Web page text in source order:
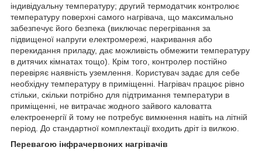
індивідуальну температуру; другий термодатчик контролює
температуру поверхні самого нагрівача, що максимально
забезпечує його безпека (виключає перегрівання за
підвищеної напруги електромережі, накривання або
перекидання приладу, дає можливість обмежити температуру
в дитячих кімнатах тощо). Крім того, контролер постійно
перевіряє наявність уземлення. Користувач задає для себе
необхідну температуру в приміщенні. Нагрівач працює рівно
стільки, скільки потрібно для підтримання температури в
приміщенні, не витрачає жодного зайвого каловатта
електроенергії й тому не потребує вимкнення навіть на літній
період. До стандартної комплектації входить дріт із вилкою.
Перевагою інфрачервоних нагрівачів